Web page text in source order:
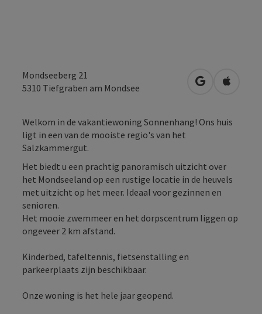
Mondseeberg 21
5310 Tiefgraben am Mondsee Openen in
Welkom in de vakantiewoning Sonnenhang! Ons huis
ligt in een van de mooiste regio's van het
Salzkammergut.
Het biedt u een prachtig panoramisch uitzicht over
het Mondseeland op een rustige locatie in de heuvels
met uitzicht op het meer. Ideaal voor gezinnen en
senioren.
Het mooie zwemmeer en het dorpscentrum liggen op
ongeveer 2 km afstand.
Kinderbed, tafeltennis, fietsenstalling en
parkeerplaats zijn beschikbaar.
Onze woning is het hele jaar geopend.